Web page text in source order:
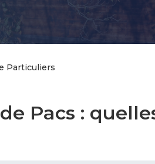
Particuliers
Pacs :